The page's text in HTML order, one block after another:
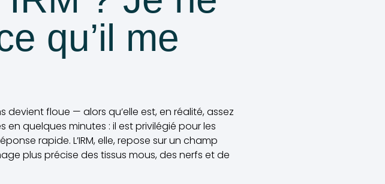
qu’il me
floue — alors qu’elle est, en réalité, assez
en quelques minutes : il est privilégié pour les
rapide. L’IRM, elle, repose sur un champ
plus précise des tissus mous, des nerfs et de